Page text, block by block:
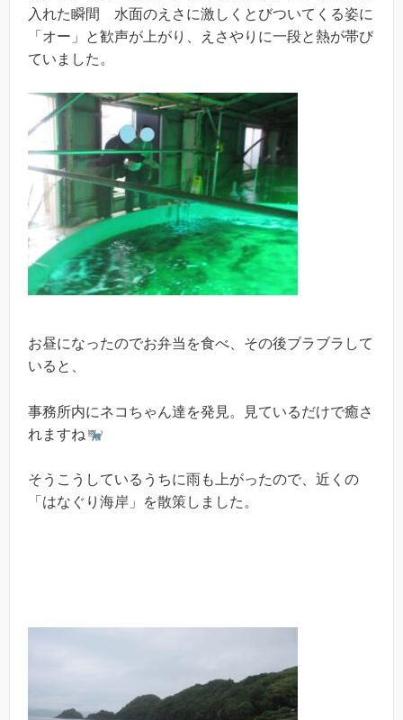
入れた瞬間 水面のえさに激しくとびついてくる姿に
「オー」と歓声が上がり、えさやりに一段と熱が帯び
ていました。
お昼になったのでお弁当を食べ、その後ブラブラして
いると、
事務所内にネコちゃん達を発見。見ているだけで癒さ
れますね
そうこうしているうちに雨も上がったので、近くの
「はなぐり海岸」を散策しました。